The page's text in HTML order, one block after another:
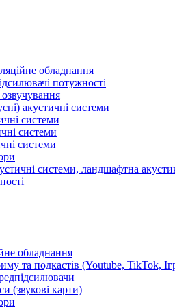
обладнання
потужності
акустичні системи
системи
системи
системи
системи, ландшафтна
обладнання
та подкастів (Youtube, TikTok,
(звукові карти)